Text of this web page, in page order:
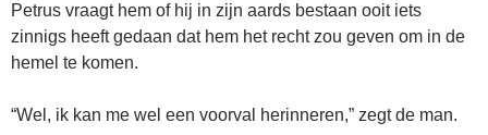
Petrus vraagt hem of hij in zijn aards bestaan ooit iets
zinnigs heeft gedaan dat hem het recht zou geven om in de
hemel te komen.
“Wel, ik kan me wel een voorval herinneren,” zegt de man.